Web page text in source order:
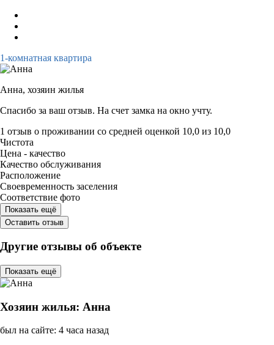
1-комнатная квартира
Анна, хозяин жилья
Спасибо за ваш отзыв. На счет замка на окно учту.
1 отзыв о проживании со средней оценкой 10,0 из 10,0
Чистота
Цена - качество
Качество обслуживания
Расположение
Своевременность заселения
Соответствие фото
Показать ещё
Оставить отзыв
Другие отзывы об объекте
Показать ещё
Хозяин жилья: Анна
был на сайте: 4 часа назад